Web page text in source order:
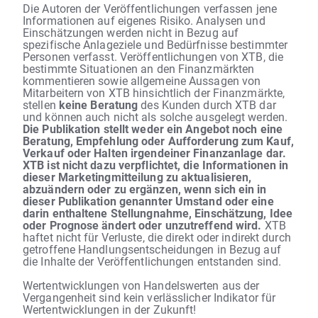
Die Autoren der Veröffentlichungen verfassen jene
Informationen auf eigenes Risiko. Analysen und
Einschätzungen werden nicht in Bezug auf
spezifische Anlageziele und Bedürfnisse bestimmter
Personen verfasst. Veröffentlichungen von XTB, die
bestimmte Situationen an den Finanzmärkten
kommentieren sowie allgemeine Aussagen von
Mitarbeitern von XTB hinsichtlich der Finanzmärkte,
stellen keine Beratungdes Kunden durch XTB dar
und können auch nicht als solche ausgelegt werden.
Die Publikation stellt weder ein Angebot noch eine
Beratung, Empfehlung oder Aufforderung zum Kauf,
Verkauf oder Halten irgendeiner Finanzanlage dar.
XTB ist nicht dazu verpflichtet, die Informationen in
dieser Marketingmitteilung zu aktualisieren,
abzuändern oder zu ergänzen, wenn sich ein in
dieser Publikation genannter Umstand oder eine
darin enthaltene Stellungnahme, Einschätzung, Idee
oder Prognose ändert oder unzutreffend wird. XTB
haftet nicht für Verluste, die direkt oder indirekt durch
getroffene Handlungsentscheidungen in Bezug auf
die Inhalte der Veröffentlichungen entstanden sind.
Wertentwicklungen von Handelswerten aus der
Vergangenheit sind kein verlässlicher Indikator für
Wertentwicklungen in der Zukunft!